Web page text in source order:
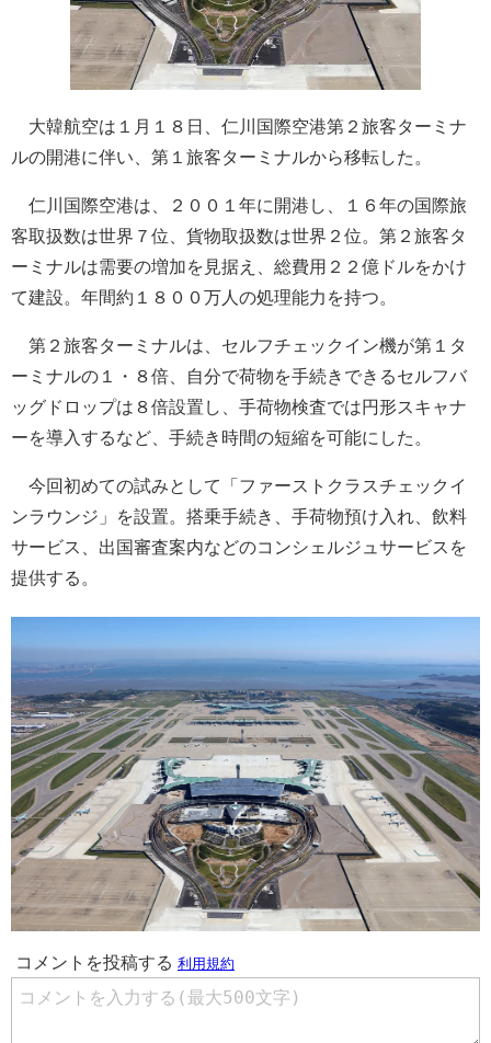
大韓航空は１月１８日、仁川国際空港第２旅客ターミナ
ルの開港に伴い、第１旅客ターミナルから移転した。
仁川国際空港は、２００１年に開港し、１６年の国際旅
客取扱数は世界７位、貨物取扱数は世界２位。第２旅客タ
ーミナルは需要の増加を見据え、総費用２２億ドルをかけ
て建設。年間約１８００万人の処理能力を持つ。
第２旅客ターミナルは、セルフチェックイン機が第１タ
ーミナルの１・８倍、自分で荷物を手続きできるセルフバ
ッグドロップは８倍設置し、手荷物検査では円形スキャナ
ーを導入するなど、手続き時間の短縮を可能にした。
今回初めての試みとして「ファーストクラスチェックイ
ンラウンジ」を設置。搭乗手続き、手荷物預け入れ、飲料
サービス、出国審査案内などのコンシェルジュサービスを
提供する。